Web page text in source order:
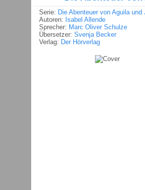
Serie: Die Abenteuer von Aguila und
Autoren: Isabel Allende
Sprecher: Marc Oliver Schulze
Übersetzer: Svenja Becker
Verlag: Der Hörverlag